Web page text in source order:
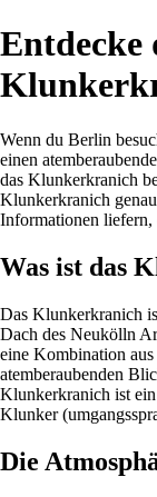
Entdecke
Wenn du Berlin
einen
das Klunkerkranich
Klunkerkranich
Informationen liefern,
Was ist das
Das Klunkerkranich
Dach des Neukölln
eine Kombination
atemberaubenden
Klunkerkranich ist
Klunker
Die